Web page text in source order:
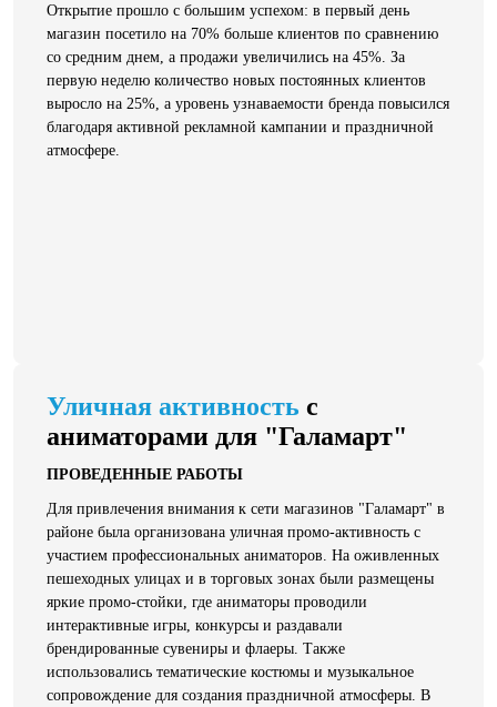
Открытие прошло с большим успехом: в первый день
магазин посетило на 70% больше клиентов по сравнению
со средним днем, а продажи увеличились на 45%. За
первую неделю количество новых постоянных клиентов
выросло на 25%, а уровень узнаваемости бренда повысился
благодаря активной рекламной кампании и праздничной
атмосфере.
Уличная активность с
аниматорами для "Галамарт"
ПРОВЕДЕННЫЕ РАБОТЫ
Для привлечения внимания к сети магазинов "Галамарт" в
районе была организована уличная промо-активность с
участием профессиональных аниматоров. На оживленных
пешеходных улицах и в торговых зонах были размещены
яркие промо-стойки, где аниматоры проводили
интерактивные игры, конкурсы и раздавали
брендированные сувениры и флаеры. Также
использовались тематические костюмы и музыкальное
сопровождение для создания праздничной атмосферы. В